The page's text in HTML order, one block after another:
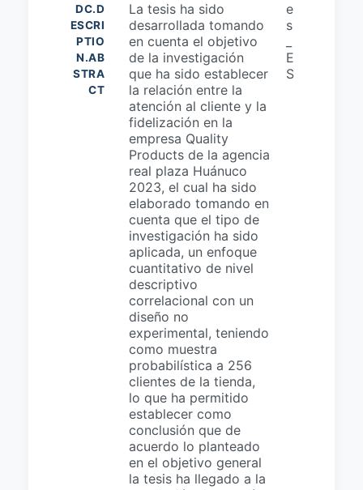
DC.D
ESCRI
PTIO
N.AB
STRA
CT
La tesis ha sido
desarrollada tomando
en cuenta el objetivo
de la investigación
que ha sido establecer
la relación entre la
atención al cliente y la
fidelización en la
empresa Quality
Products de la agencia
real plaza Huánuco
2023, el cual ha sido
elaborado tomando en
cuenta que el tipo de
investigación ha sido
aplicada, un enfoque
cuantitativo de nivel
descriptivo
correlacional con un
diseño no
experimental, teniendo
como muestra
probabilística a 256
clientes de la tienda,
lo que ha permitido
establecer como
conclusión que de
acuerdo lo planteado
en el objetivo general
la tesis ha llegado a la
e
s
E
S